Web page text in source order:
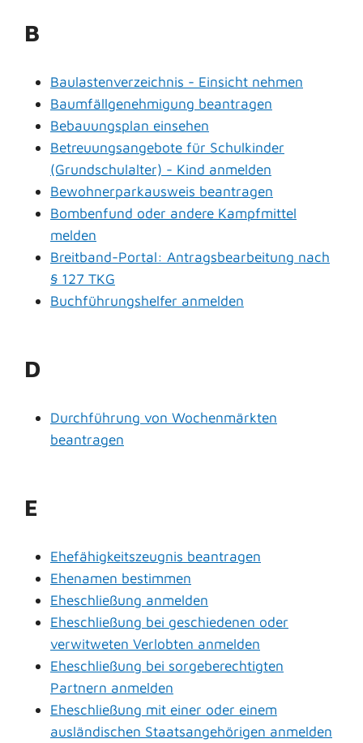
B
Baulastenverzeichnis - Einsicht nehmen
Baumfällgenehmigung beantragen
Bebauungsplan einsehen
Betreuungsangebote für Schulkinder
(Grundschulalter) - Kind anmelden
Bewohnerparkausweis beantragen
Bombenfund oder andere Kampfmittel
melden
Breitband-Portal: Antragsbearbeitung nach
§ 127 TKG
Buchführungshelfer anmelden
D
Durchführung von Wochenmärkten
beantragen
E
Ehefähigkeitszeugnis beantragen
Ehenamen bestimmen
Eheschließung anmelden
Eheschließung bei geschiedenen oder
verwitweten Verlobten anmelden
Eheschließung bei sorgeberechtigten
Partnern anmelden
Eheschließung mit einer oder einem
ausländischen Staatsangehörigen anmelden